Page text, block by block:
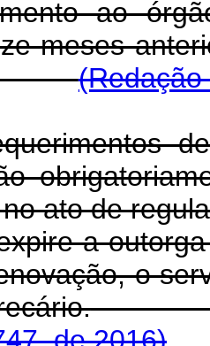
ao
meses
ato de
a outorga
o